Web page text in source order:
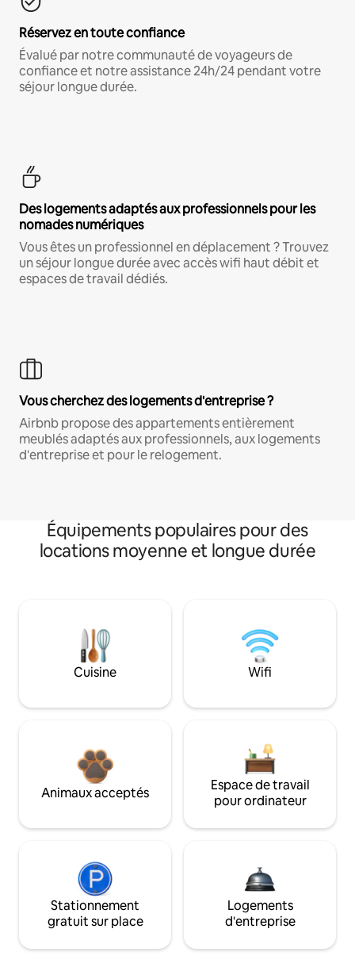
Réservez en toute confiance
Évalué par notre communauté de voyageurs de
confiance et notre assistance 24h/24 pendant votre
séjour longue durée.
Des logements adaptés aux professionnels pour les
nomades numériques
Vous êtes un professionnel en déplacement ? Trouvez
un séjour longue durée avec accès wifi haut débit et
espaces de travail dédiés.
Vous cherchez des logements d'entreprise ?
Airbnb propose des appartements entièrement
meublés adaptés aux professionnels, aux logements
d'entreprise et pour le relogement.
Équipements populaires pour des
locations moyenne et longue durée
Cuisine Wifi
Animaux acceptés
Espace de travail
pour ordinateur
Stationnement
gratuit sur place
Logements
d'entreprise